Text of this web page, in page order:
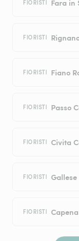
FIORISTI Fara in
FIORISTI
FIORISTI Fiano
FIORISTI Passo
FIORISTI Civita
FIORISTI Gallese
FIORISTI Capena